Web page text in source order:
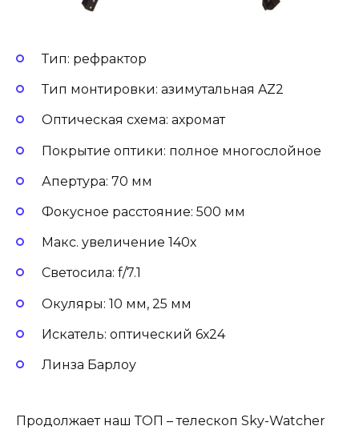
Тип: рефрактор
Тип монтировки: азимутальная AZ2
Оптическая схема: ахромат
Покрытие оптики: полное многослойное
Апертура: 70 мм
Фокусное расстояние: 500 мм
Макс. увеличение 140х
Светосила: f/7.1
Окуляры: 10 мм, 25 мм
Искатель: оптический 6х24
Линза Барлоу
Продолжает наш ТОП – телескоп Sky-Watcher